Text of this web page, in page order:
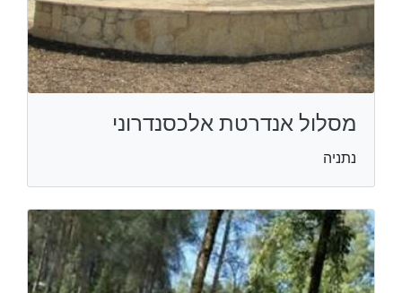
מסלול אנדרטת אלכסנדרוני
נתניה